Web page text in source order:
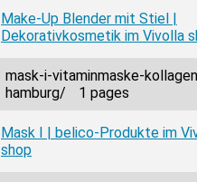
Make-Up Blender mit Stiel |
Dekorativkosmetik im Vivolla
mask-i-vitaminmaske-
hamburg/
1 pages
Mask I | belico-Produkte im
shop